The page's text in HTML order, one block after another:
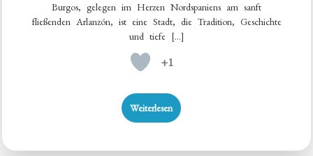
Burgos, gelegen im Herzen Nordspaniens am sanft
fließenden Arlanzón, ist eine Stadt, die Tradition, Geschichte
und tiefe […]
+1
Weiterlesen